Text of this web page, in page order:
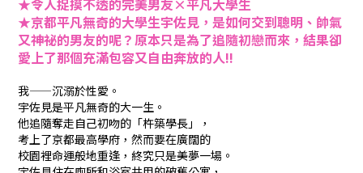
★令人捉摸不透的完美男友×平凡大學生
★京都平凡無奇的大學生宇佐見，是如何交到聰明、帥氣
又神祕的男友的呢？原本只是為了追隨初戀而來，結果卻
愛上了那個充滿包容又自由奔放的人!!
我——沉溺於性愛。
宇佐見是平凡無奇的大一生。
他追隨奪走自己初吻的「杵築學長」，
考上了京都最高學府，然而要在廣闊的
校園裡命運般地重逢，終究只是美夢一場。